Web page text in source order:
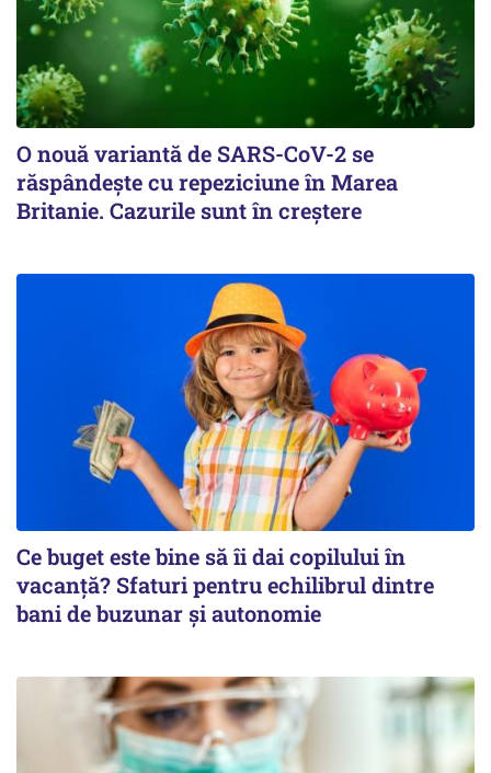
O nouă variantă de SARS-CoV-2 se
răspândește cu repeziciune în Marea
Britanie. Cazurile sunt în creștere
Ce buget este bine să îi dai copilului în
vacanță? Sfaturi pentru echilibrul dintre
bani de buzunar și autonomie